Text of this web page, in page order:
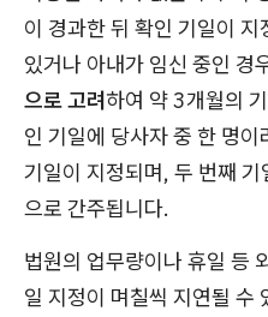
이 경과한 뒤 확인 기일이
있거나 아내가 임신 중인 경
으로 고려하여 약 3개월의
인 기일에 당사자 중 한 명
기일이 지정되며, 두 번째
으로 간주됩니다.
법원의 업무량이나 휴일 등
일 지정이 며칠씩 지연될 수